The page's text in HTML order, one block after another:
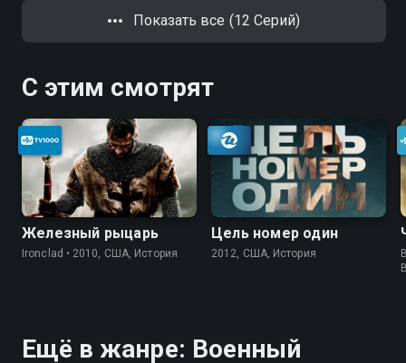
Горелого. По просьбе друга
начальник УГРО пытается
нападение на экспедиторов
Показать все (12 Серий)
С этим смотрят
Железный рыцарь
Ironclad • 2010, США, История
Цель номер один
2012, США, История
Ещё в жанре: Военный